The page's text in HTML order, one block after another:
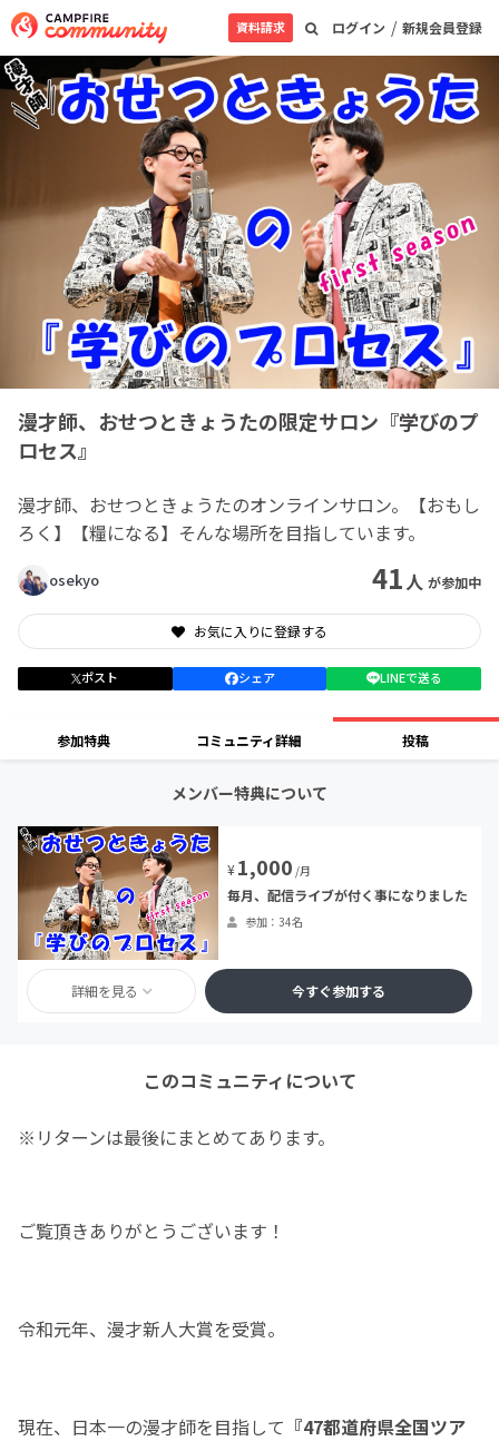
ログイン / 新規会員登録
資料請求
漫才師、おせつときょうたの限定サロン『学びのプ
ロセス』
漫才師、おせつときょうたのオンラインサロン。【おもし
ろく】【糧になる】そんな場所を目指しています。
osekyo 41人 が参加中
お気に入りに登録する
ポスト シェア LINEで送る
参加特典 コミュニティ詳細 投稿
メンバー特典について
¥1,000 /月
毎月、配信ライブが付く事になりました
参加：34名
詳細を見る 今すぐ参加する
このコミュニティについて
※リターンは最後にまとめてあります。
ご覧頂きありがとうございます！
令和元年、漫才新人大賞を受賞。
現在、日本一の漫才師を目指して 『47都道府県全国ツア